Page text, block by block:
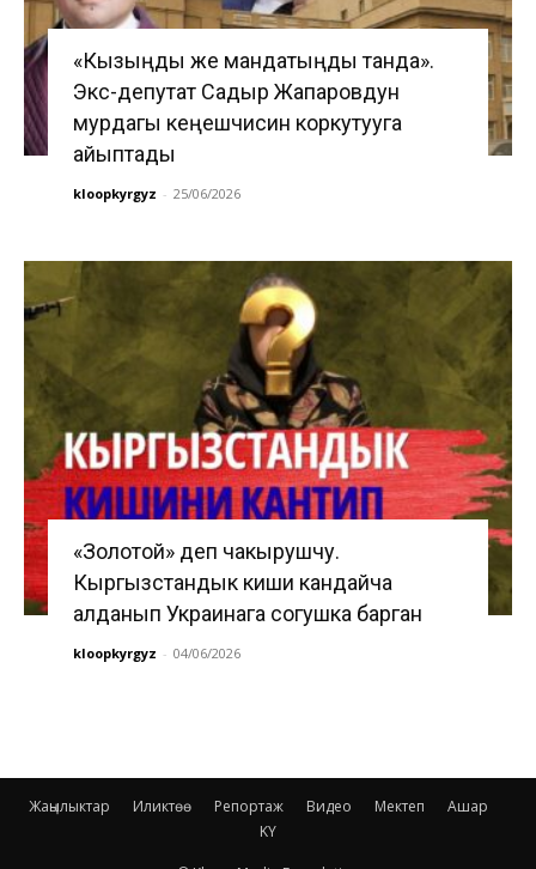
«Кызыңды же мандатыңды танда».
Экс-депутат Садыр Жапаровдун
мурдагы кеңешчисин коркутууга
айыптады
kloopkyrgyz - 25/06/2026
«Золотой» деп чакырушчу.
Кыргызстандык киши кандайча
алданып Украинага согушка барган
kloopkyrgyz - 04/06/2026
Жаңылыктар Иликтөө Репортаж Видео Мектеп
Ашар
KY